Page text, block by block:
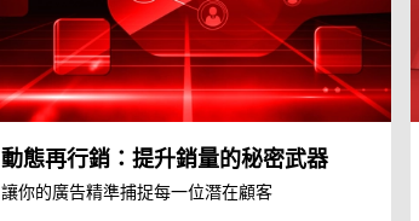
動態再行銷：提升銷量的秘密武器
讓你的廣告精準捕捉每一位潛在顧客